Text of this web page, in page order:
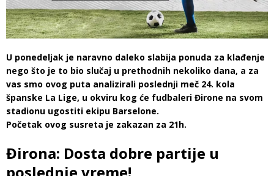
U ponedeljak je naravno daleko slabija ponuda za klađenje
nego što je to bio slučaj u prethodnih nekoliko dana, a za
vas smo ovog puta analizirali poslednji meč 24. kola
španske La Lige, u okviru kog će fudbaleri Đirone na svom
stadionu ugostiti ekipu Barselone.
Početak ovog susreta je zakazan za 21h.
Đirona: Dosta dobre partije u
poslednje vreme!